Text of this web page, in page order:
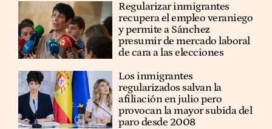
Regularizar inmigrantes
recupera el empleo veraniego
y permite a Sánchez
presumir de mercado laboral
de cara a las elecciones
Los inmigrantes
regularizados salvan la
afiliación en julio pero
provocan la mayor subida del
paro desde 2008